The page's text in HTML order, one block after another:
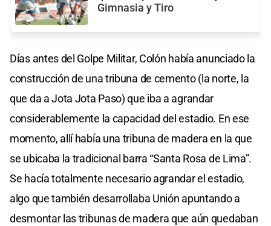
Gimnasia y Tiro
Días antes del Golpe Militar, Colón había anunciado la
construcción de una tribuna de cemento (la norte, la
que da a Jota Jota Paso) que iba a agrandar
considerablemente la capacidad del estadio. En ese
momento, allí había una tribuna de madera en la que
se ubicaba la tradicional barra “Santa Rosa de Lima”.
Se hacía totalmente necesario agrandar el estadio,
algo que también desarrollaba Unión apuntando a
desmontar las tribunas de madera que aún quedaban